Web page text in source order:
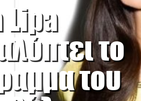
Lipa
το
του